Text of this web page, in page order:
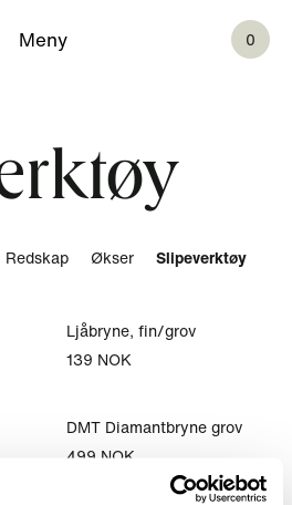
Meny 0
Redskap Økser Slipeverktøy
Ljåbryne, fin/grov
139 NOK
DMT Diamantbryne grov
499 NOK